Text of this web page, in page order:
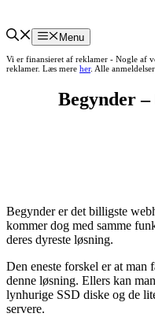
Menu
Vi er finansieret af reklamer - Nogle af
reklamer. Læs mere her. Alle
Begynder
Begynder er det billigste
kommer dog med samme
deres dyreste løsning.
Den eneste forskel er at man
denne løsning. Ellers kan
lynhurige SSD diske og de
servere.